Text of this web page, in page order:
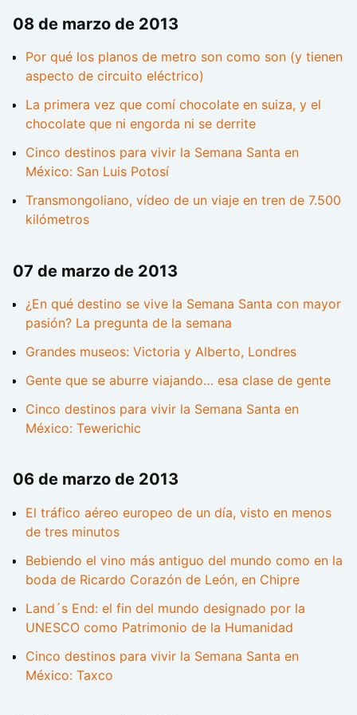
08 de marzo de 2013
Por qué los planos de metro son como son (y tienen
aspecto de circuito eléctrico)
La primera vez que comí chocolate en suiza, y el
chocolate que ni engorda ni se derrite
Cinco destinos para vivir la Semana Santa en
México: San Luis Potosí
Transmongoliano, vídeo de un viaje en tren de 7.500
kilómetros
07 de marzo de 2013
¿En qué destino se vive la Semana Santa con mayor
pasión? La pregunta de la semana
Grandes museos: Victoria y Alberto, Londres
Gente que se aburre viajando… esa clase de gente
Cinco destinos para vivir la Semana Santa en
México: Tewerichic
06 de marzo de 2013
El tráfico aéreo europeo de un día, visto en menos
de tres minutos
Bebiendo el vino más antiguo del mundo como en la
boda de Ricardo Corazón de León, en Chipre
Land´s End: el fin del mundo designado por la
UNESCO como Patrimonio de la Humanidad
Cinco destinos para vivir la Semana Santa en
México: Taxco